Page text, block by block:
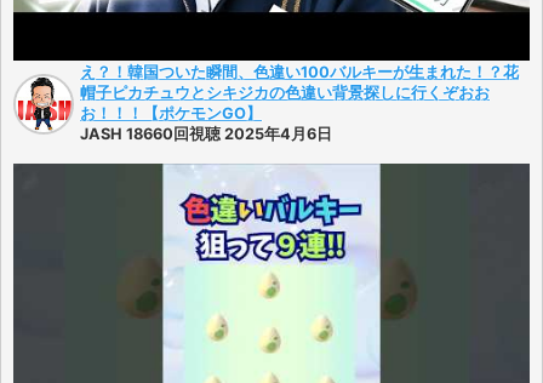
え？！韓国ついた瞬間、色違い100バルキーが生まれた！？花
帽子ピカチュウとシキジカの色違い背景探しに行くぞおお
お！！！【ポケモンGO】
JASH 18660回視聴 2025年4月6日